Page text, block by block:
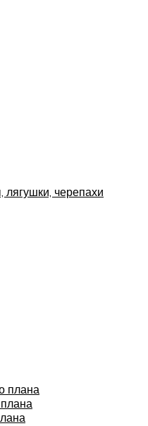
лягушки, черепахи
плана